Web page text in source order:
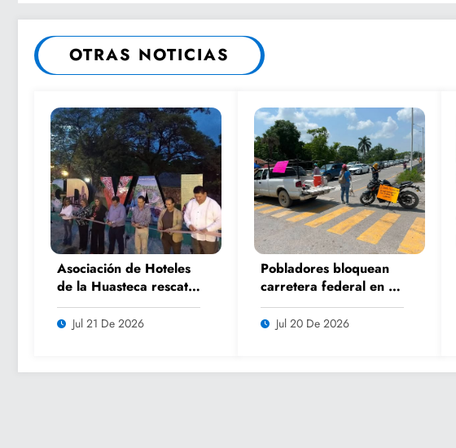
OTRAS NOTICIAS
Asociación de Hoteles
de la Huasteca rescata
uno de los íconos
turísticos más
Jul 21 De 2026
Pobladores bloquean
carretera federal en El
Pujal por falta de
atención a caminos
Jul 20 De 2026